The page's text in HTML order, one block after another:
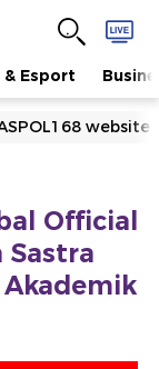
& Esport
website
Official
Sastra